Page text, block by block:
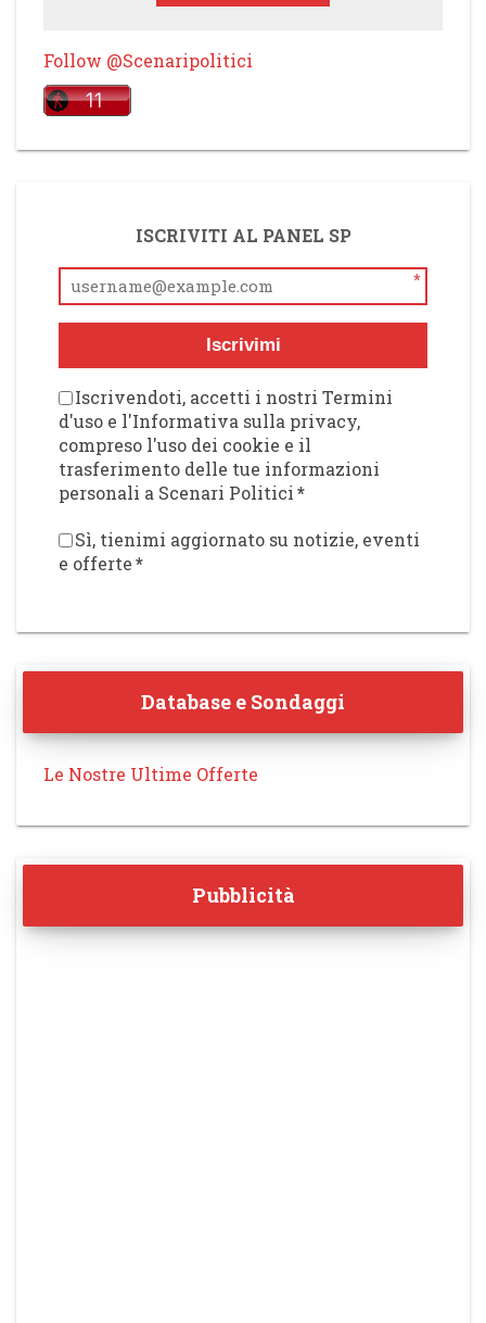
Follow @Scenaripolitici
ISCRIVITI AL PANEL SP
*
Iscrivimi
Iscrivendoti, accetti i nostri Termini
d'uso e l'Informativa sulla privacy,
compreso l'uso dei cookie e il
trasferimento delle tue informazioni
personali a Scenari Politici*
Sì, tienimi aggiornato su notizie, eventi
e offerte*
Database e Sondaggi
Le Nostre Ultime Offerte
Pubblicità